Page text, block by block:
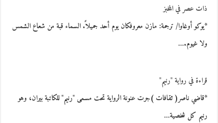
ذات عصر في المخبز
*يوكو أوغاوا/ ترجمة: مازن معروفكان يوم أحد جميلاً. السماء قبة من شعاع الشمس
ولا غيوم.…
قراءة في رواية "رنيم"
*قاضي ناصر( ثقافات )جرت عنونة الرواية تحت مسمى "رنيم" للكاتبة بيران، وهو
رنيم كل شخصية…